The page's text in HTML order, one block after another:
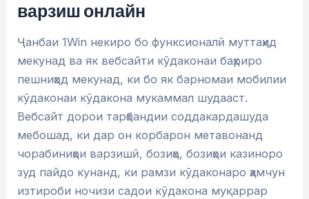
варзиш онлайн
Ҷанбаи 1Win некиро бо функсионалӣ муттаҳид
мекунад ва як вебсайти кӯдаконаи баҳриро
пешниҳод мекунад, ки бо як барномаи мобилии
кӯдаконаи кӯдакона мукаммал шудааст.
Вебсайт дорои тарҳбандии соддакардашуда
мебошад, ки дар он корбарон метавонанд
чорабиниҳои варзишӣ, бозиҳо, бозиҳои казиноро
зуд пайдо кунанд, ки рамзи кӯдаконаро ҳамчун
изтироби ночизи садои кӯдакона муқаррар